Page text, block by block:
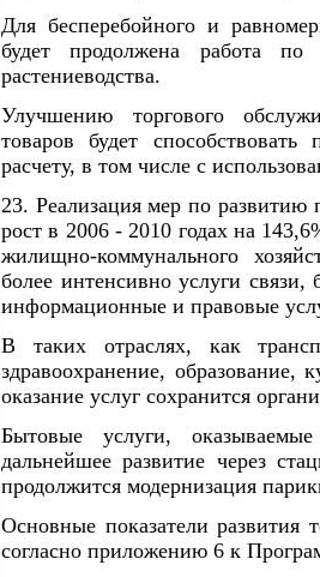
Для бесперебойного и
будет продолжена работа по
растениеводства.
Улучшению торгового
товаров будет
расчету, в том числе с
23. Реализация мер по развитию
рост в 2006 - 2010 годах на
жилищно-коммунального
более интенсивно услуги связи,
информационные и правовые
В таких отраслях, как
здравоохранение, образование,
оказание услуг сохранится
Бытовые услуги,
дальнейшее развитие через
продолжится модернизация
Основные показатели
согласно приложению 6 к